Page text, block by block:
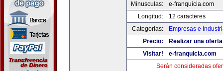
Minusculas:
e-franquicia.com
Longitud:
12 caracteres
Categorias:
Empresas e
Precio:
Realizar una
Visitar!
e-franquicia.com
Serán consideradas